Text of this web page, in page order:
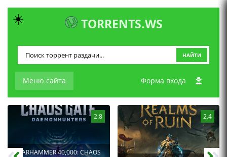
TORRENTS.WS
Меню сайта
НАЙТИ
Форма входа
2.8
WARHAMMER 40,000: CHAOS
2.4
☀️